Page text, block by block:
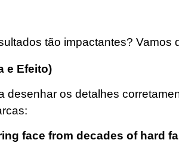
tão impactantes? Vamos
e Efeito)
desenhar os detalhes
face from decades of hard